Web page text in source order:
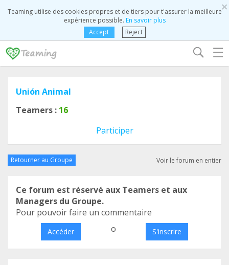
×
Teaming utilise des cookies propres et de tiers pour t'assurer la meilleure
expérience possible. En savoir plus
Accept
Reject
☰
Unión Animal
Teamers : 16
Participer
Retourner au Groupe Voir le forum en entier
Ce forum est réservé aux Teamers et aux
Managers du Groupe.
Pour pouvoir faire un commentaire
Accéder o S'inscrire